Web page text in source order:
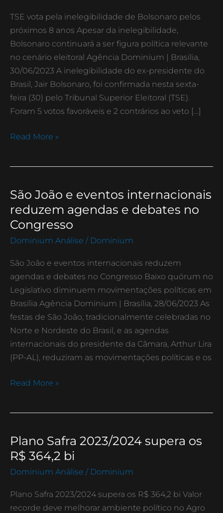
TSE vota pela inelegibilidade de Bolsonaro pelos
próximos 8 anos Apesar da inelegibilidade,
Bolsonaro continuará a ser figura política relevante
no cenário eleitoral Agência Dominium | Brasília,
30/06/2023 A inelegibilidade do ex-presidente do
Brasil, Jair Bolsonaro, foi confirmada nesta sexta-
feira (30) pelo Tribunal Superior Eleitoral (TSE).
Foram 5 votos favoráveis e 2 contrários ao veto […]
de
Bolsonaro
pelos
próximos
8
anos
Read More »
São João e eventos internacionais
reduzem agendas e debates no
Congresso
Dominium Análise / Dominium
São João e eventos internacionais reduzem
agendas e debates no Congresso Baixo quórum no
Legislativo diminuem movimentações políticas em
Brasília Agência Dominium | Brasília, 28/06/2023 As
festas de São João, tradicionalmente celebradas no
Norte e Nordeste do Brasil, e as agendas
internacionais do presidente da Câmara, Arthur Lira
(PP-AL), reduziram as movimentações políticas e os
São
João
e
eventos
reduzem
agendas
e
debates
no
Congresso
Read More »
Plano Safra 2023/2024 supera os
R$ 364,2 bi
Dominium Análise / Dominium
Plano Safra 2023/2024 supera os R$ 364,2 bi Valor
recorde deve melhorar ambiente político no Agro
Plano
Safra
2023/2024
os
R$